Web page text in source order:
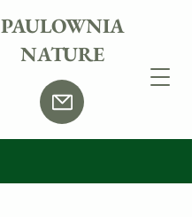
PAULOWNIA
NATURE